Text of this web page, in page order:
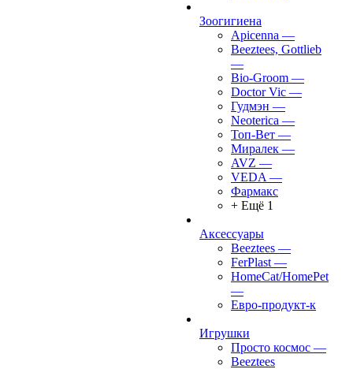
Зоогигиена
Apicenna —
Beeztees, Gottlieb
—
Bio-Groom —
Doctor Vic —
Гудмэн —
Neoterica —
Топ-Вет —
Миралек —
AVZ —
VEDA —
Фармакс
+ Ещё 1
Аксессуары
Beeztees —
FerPlast —
HomeCat/HomePet
—
Евро-продукт-к
Игрушки
Просто космос —
Beeztees